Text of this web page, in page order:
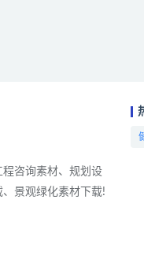
程咨询素材、规划设
景观绿化素材下载!